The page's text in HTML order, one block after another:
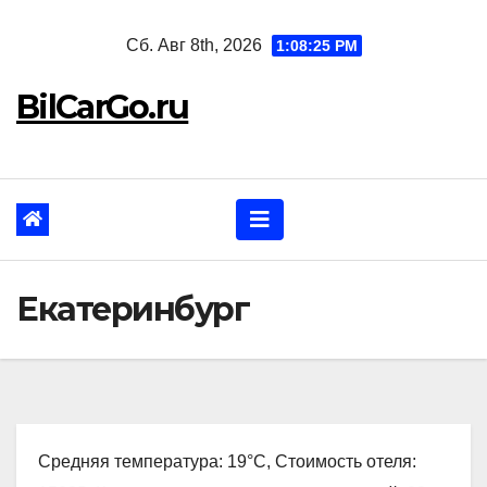
Сб. Авг 8th, 2026 1:08:26 PM
BilCarGo.ru
Екатеринбург
Средняя температура: 19°C, Стоимость отеля: